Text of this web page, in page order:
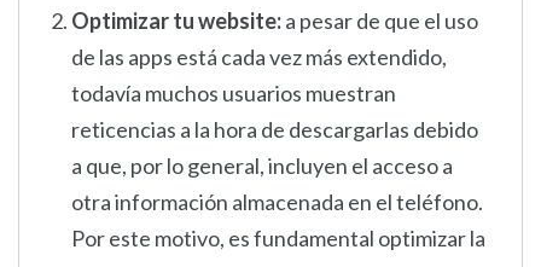
Optimizar tu website:a pesar de que el uso
de las apps está cada vez más extendido,
todavía muchos usuarios muestran
reticencias a la hora de descargarlas debido
a que, por lo general, incluyen el acceso a
otra información almacenada en el teléfono.
Por este motivo, es fundamental optimizar la